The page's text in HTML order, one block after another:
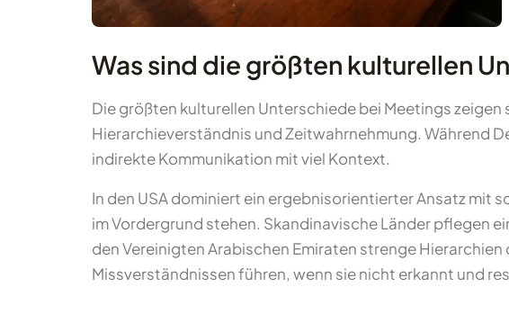
Was sind die größten kulturellen
Die größten kulturellen Unterschiede bei Meetings
Hierarchieverständnis und Zeitwahrnehmung. Während
indirekte Kommunikation mit viel Kontext.
In den USA dominiert ein ergebnisorientierter Ansatz mit
im Vordergrund stehen. Skandinavische Länder pflegen
den Vereinigten Arabischen Emiraten strenge
Missverständnissen führen, wenn sie nicht erkannt und